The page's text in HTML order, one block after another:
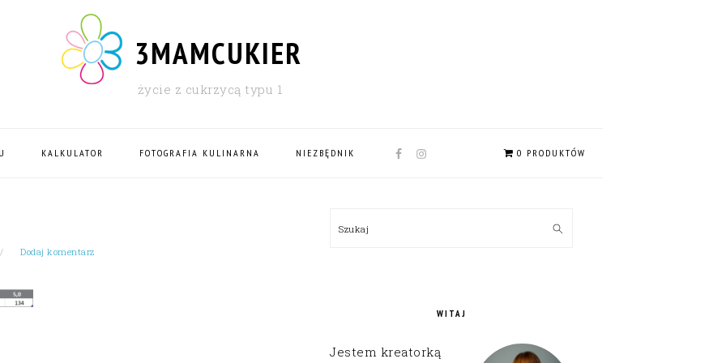
3MAMCUKIER
życie z cukrzycą typu 1
KALKULATOR FOTOGRAFIA KULINARNA NIEZBĘDNIK
NAV
0 PRODUKTÓW
Dodaj komentarz
SIDEBAR
Szukaj
WITAJ
Jestem kreatorką